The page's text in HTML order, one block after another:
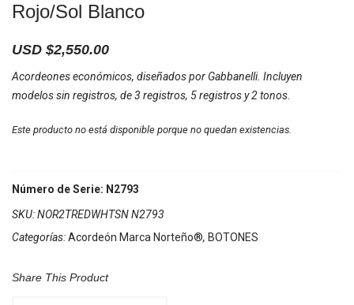
Rojo/Sol Blanco
USD $2,550.00
Acordeones económicos, diseñados por Gabbanelli. Incluyen
modelos sin registros, de 3 registros, 5 registros y 2 tonos.
Este producto no está disponible porque no quedan existencias.
Número de Serie: N2793
SKU:NOR2TREDWHTSN N2793
Categorías:Acordeón Marca Norteño®, BOTONES
Share This Product